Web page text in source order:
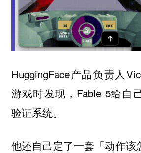
HuggingFace产品负责人
游戏时发现，Fable 5给自
验证系统。
他还自己定了一套「动作该